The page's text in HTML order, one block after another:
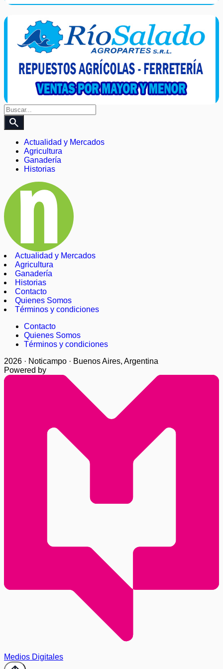
search
Actualidad y Mercados
Agricultura
Ganadería
Historias
Actualidad y Mercados
Agricultura
Ganadería
Historias
Contacto
Quienes Somos
Términos y condiciones
Contacto
Quienes Somos
Términos y condiciones
2026 · Noticampo · Buenos Aires, Argentina
Powered by
Medios Digitales